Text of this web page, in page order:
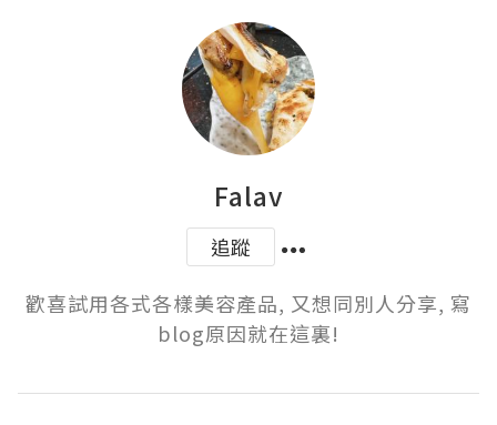
Falav
追蹤
歡喜試用各式各樣美容產品, 又想同別人分享, 寫
blog原因就在這裏!